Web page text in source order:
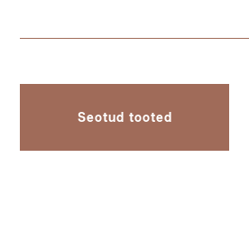
Seotud tooted